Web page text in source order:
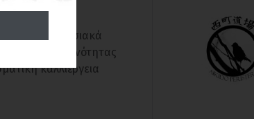
παραδοσιακά
ικανότητας
καλλιέργεια